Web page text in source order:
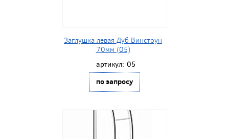
Заглушка левая Дуб Винстоун
70мм (05)
артикул: 05
по запросу